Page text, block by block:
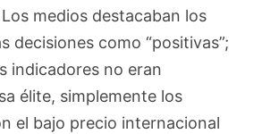
medios destacaban los
decisiones como “positivas”;
indicadores no eran
élite, simplemente los
el bajo precio internacional